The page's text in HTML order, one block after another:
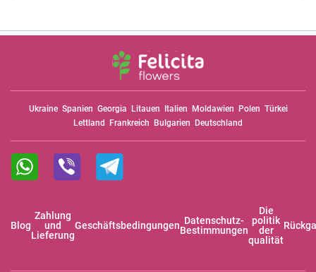
Ukraine Spanien Georgia Litauen Italien Moldawien Polen Türkei
Lettland
Frankreich Bulgarien Deutschland
Blog
Zahlung
und
Lieferung
Geschäftsbedingungen Datenschutz-
Bestimmungen
Die
politik
der
qualität